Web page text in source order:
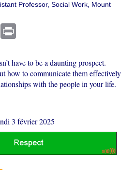
Professor, Social Work, Mount
Email
have to be a daunting prospect.
how to communicate them effectively
with the people in your life.
3 février 2025